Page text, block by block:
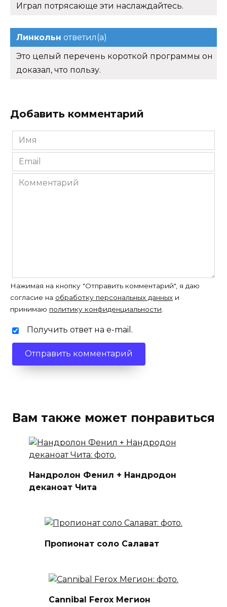
Играл потрясающе эти наслаждайтесь.
Линкольн ответил(а)
Это целый перечень короткой программы он
доказал, что пользу.
Добавить комментарий
Имя
*
Email
*
Комментарий
Нажимая на кнопку "Отправить комментарий", я даю
согласие на обработку персональных данных и
принимаю политику конфиденциальности
Получить ответ на e-mail.
Вам также может понравиться
Нандролон Фенил + Нандродон
деканоат Чита
Пропионат соло Салават
Cannibal Ferox Мегион